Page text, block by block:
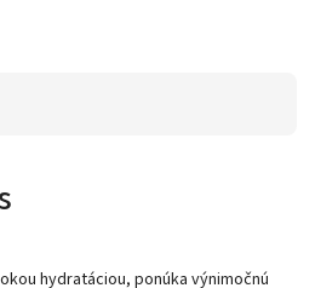
hydratáciou, ponúka výnimočnú